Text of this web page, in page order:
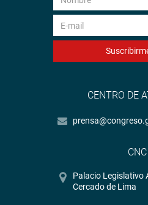
CENTRO DE
CNC
Palacio Legislativo
Cercado de Lima